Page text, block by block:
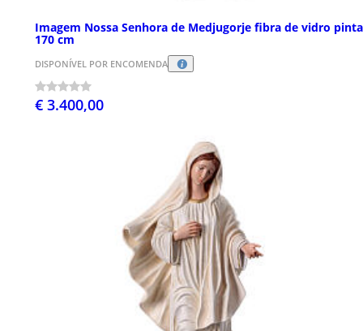
Imagem Nossa Senhora de Medjugorje fibra de vidro
170 cm
DISPONÍVEL POR ENCOMENDA
€ 3.400,00